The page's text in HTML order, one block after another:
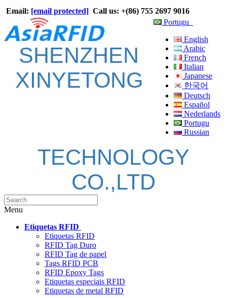
Email: [email protected] Call us: +(86) 755 2697 9016
Portugu
English
Arabic
French
Italian
Japanese
한국어
Deutsch
Español
Nederlands
Portugu
Russian
SHENZHEN
XINYETONG
TECHNOLOGY
CO.,LTD
Menu
Etiquetas RFID
Etiquetas RFID
RFID Tag Duro
RFID Tag de papel
Tags RFID PCB
RFID Epoxy Tags
Etiquetas especiais RFID
Etiquetas de metal RFID